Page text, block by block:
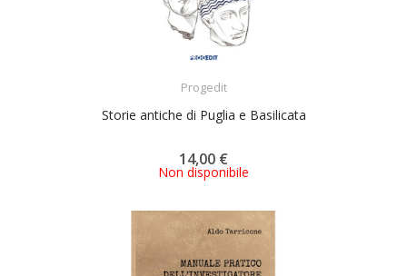
Progedit
Storie antiche di Puglia e Basilicata
14,00 €
Non disponibile